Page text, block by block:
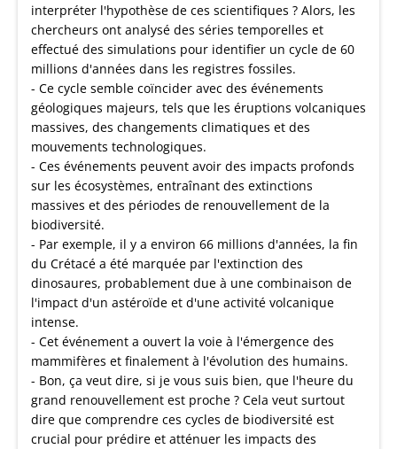
interpréter l'hypothèse de ces scientifiques ? Alors, les
chercheurs ont analysé des séries temporelles et
effectué des simulations pour identifier un cycle de 60
millions d'années dans les registres fossiles.
- Ce cycle semble coïncider avec des événements
géologiques majeurs, tels que les éruptions volcaniques
massives, des changements climatiques et des
mouvements technologiques.
- Ces événements peuvent avoir des impacts profonds
sur les écosystèmes, entraînant des extinctions
massives et des périodes de renouvellement de la
biodiversité.
- Par exemple, il y a environ 66 millions d'années, la fin
du Crétacé a été marquée par l'extinction des
dinosaures, probablement due à une combinaison de
l'impact d'un astéroïde et d'une activité volcanique
intense.
- Cet événement a ouvert la voie à l'émergence des
mammifères et finalement à l'évolution des humains.
- Bon, ça veut dire, si je vous suis bien, que l'heure du
grand renouvellement est proche ? Cela veut surtout
dire que comprendre ces cycles de biodiversité est
crucial pour prédire et atténuer les impacts des